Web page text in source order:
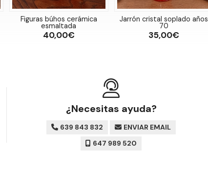
Figuras búhos cerámica
esmaltada
40,00€
Jarrón cristal soplado años
70
35,00€
¿Necesitas ayuda?
639 843 832
ENVIAR EMAIL
647 989 520